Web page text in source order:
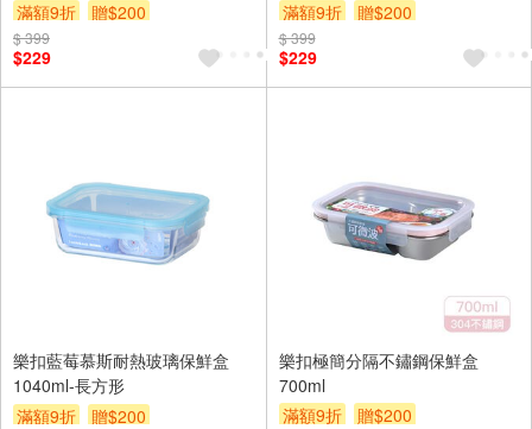
滿額9折
贈$200
$ 399
$229
滿額9折
贈$200
$ 399
$229
樂扣藍莓慕斯耐熱玻璃保鮮盒
1040ml-長方形
滿額9折
贈$200
樂扣極簡分隔不鏽鋼保鮮盒
700ml
滿額9折
贈$200